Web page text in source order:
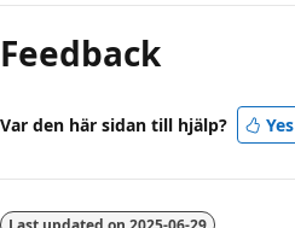
inaktiverat
Feedback
Var den här sidan till hjälp? Yes